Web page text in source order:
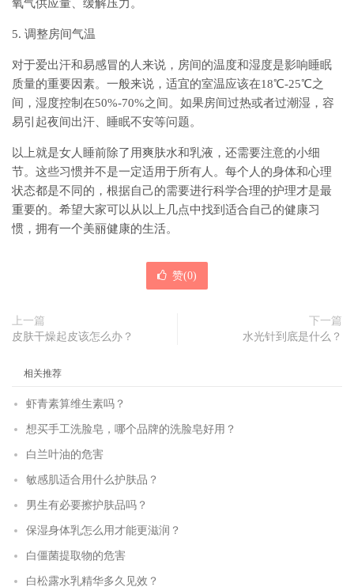
氧气供应量、缓解压力。
5. 调整房间气温
对于爱出汗和易感冒的人来说，房间的温度和湿度是影响睡眠
质量的重要因素。一般来说，适宜的室温应该在18℃-25℃之
间，湿度控制在50%-70%之间。如果房间过热或者过潮湿，容
易引起夜间出汗、睡眠不安等问题。
以上就是女人睡前除了用爽肤水和乳液，还需要注意的小细
节。这些习惯并不是一定适用于所有人。每个人的身体和心理
状态都是不同的，根据自己的需要进行科学合理的护理才是最
重要的。希望大家可以从以上几点中找到适合自己的健康习
惯，拥有一个美丽健康的生活。
赞(0)
上一篇
皮肤干燥起皮该怎么办？
下一篇
水光针到底是什么？
相关推荐
虾青素算维生素吗？
想买手工洗脸皂，哪个品牌的洗脸皂好用？
白兰叶油的危害
敏感肌适合用什么护肤品？
男生有必要擦护肤品吗？
保湿身体乳怎么用才能更滋润？
白僵菌提取物的危害
白松露水乳精华多久见效？